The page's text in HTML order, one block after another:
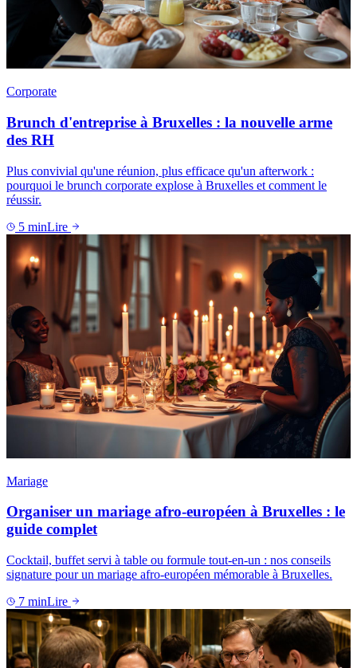
Corporate
Brunch d'entreprise à Bruxelles : la nouvelle arme
des RH
Plus convivial qu'une réunion, plus efficace qu'un afterwork :
pourquoi le brunch corporate explose à Bruxelles et comment le
réussir.
5 minLire
Mariage
Organiser un mariage afro-européen à Bruxelles : le
guide complet
Cocktail, buffet servi à table ou formule tout-en-un : nos conseils
signature pour un mariage afro-européen mémorable à Bruxelles.
7 minLire